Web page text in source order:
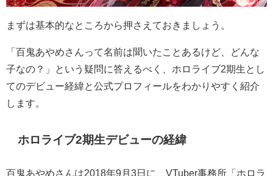
まずは基本的なところから押さえておきましょう。
「百鬼あやめさんって名前は聞いたことあるけど、どんな
子なの？」という疑問に答えるべく、ホロライブ2期生とし
てのデビュー経緯と公式プロフィールをわかりやすく紹介
します。
ホロライブ2期生デビューの経緯
百鬼あやめさんは2018年9月3日に、VTuber事務所「ホロラ